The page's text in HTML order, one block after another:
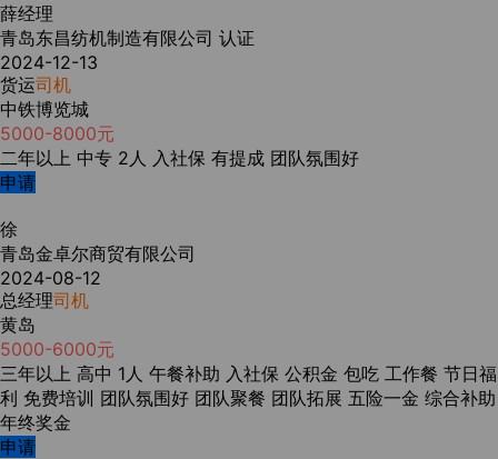
薛经理
青岛东昌纺机制造有限公司 认证
2024-12-13
货运司机
中铁博览城
5000-8000元
二年以上 中专 2人 入社保 有提成 团队氛围好
申请
徐
青岛金卓尔商贸有限公司
2024-08-12
总经理司机
黄岛
5000-6000元
三年以上 高中 1人 午餐补助 入社保 公积金 包吃 工作餐 节日福
利 免费培训 团队氛围好 团队聚餐 团队拓展 五险一金 综合补助
年终奖金
申请